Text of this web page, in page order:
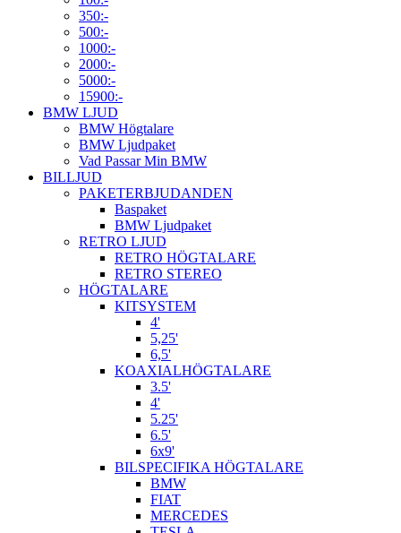
350:-
500:-
1000:-
2000:-
5000:-
15900:-
BMW LJUD
BMW Högtalare
BMW Ljudpaket
Vad Passar Min BMW
BILLJUD
PAKETERBJUDANDEN
Baspaket
BMW Ljudpaket
RETRO LJUD
RETRO HÖGTALARE
RETRO STEREO
HÖGTALARE
KITSYSTEM
4'
5,25'
6,5'
KOAXIALHÖGTALARE
3.5'
4'
5.25'
6.5'
6x9'
BILSPECIFIKA HÖGTALARE
BMW
FIAT
MERCEDES